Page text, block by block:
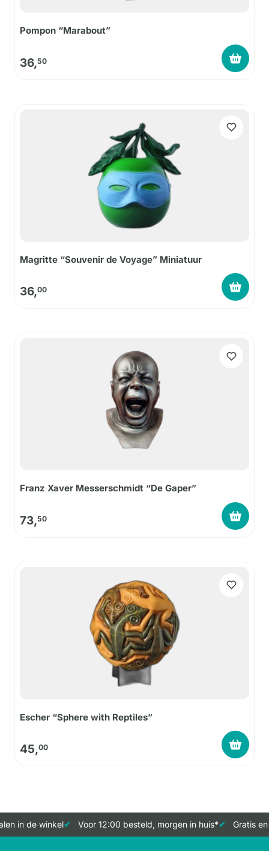
Pompon “Marabout”
36,50
Magritte “Souvenir de Voyage” Miniatuur
36,00
Franz Xaver Messerschmidt “De Gaper”
73,50
Escher “Sphere with Reptiles”
45,00
in de winkel Voor 12:00 besteld, morgen in huis* Gratis